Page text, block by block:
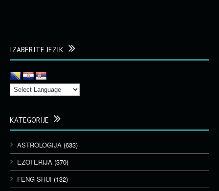
IZABERITE JEZIK
KATEGORIJE
ASTROLOGIJA (633)
EZOTERIJA (370)
FENG SHUI (132)